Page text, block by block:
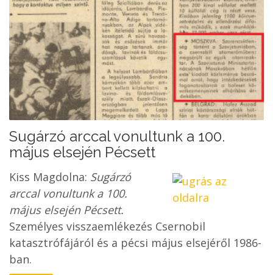
Sugárzó arccal vonultunk a 100.
május elsején Pécsett
Kiss Magdolna: Sugárzó
arccal vonultunk a 100.
május elsején Pécsett.
Személyes visszaemlékezés Csernobil
katasztrófájáról és a pécsi május elsejéről 1986-
ban.